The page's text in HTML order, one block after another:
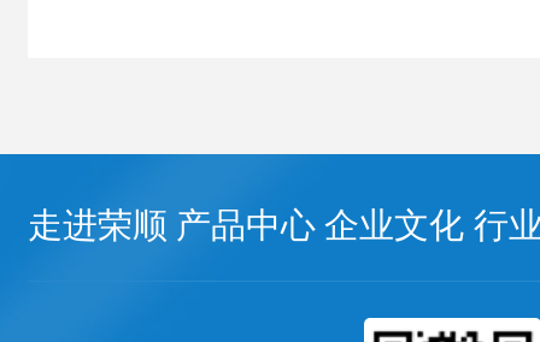
走进荣顺 产品中心 企业文化 行